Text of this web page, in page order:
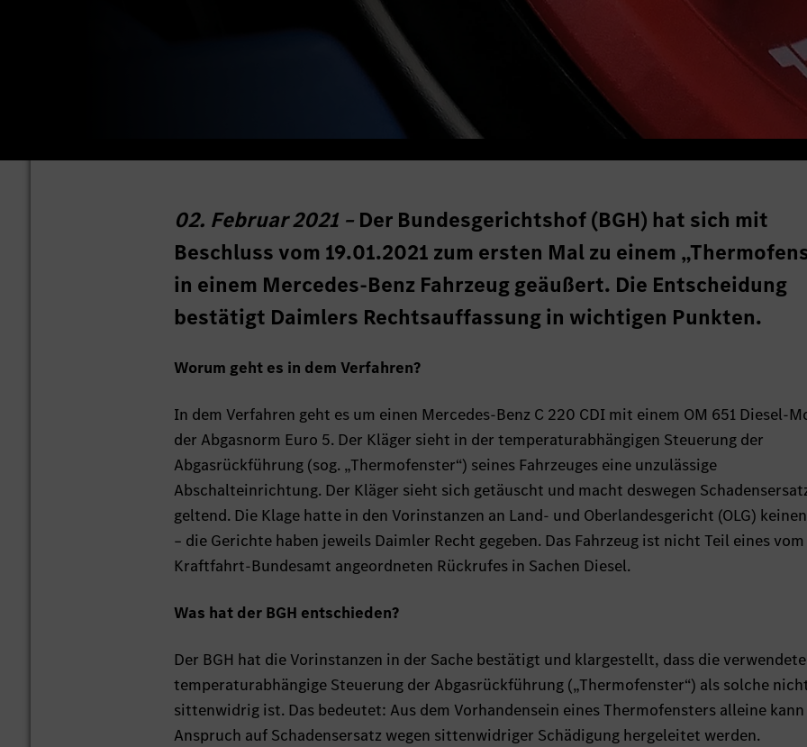
02. Februar 2021 – Der Bundesgerichtshof (BGH) hat sich mit
Beschluss vom 19.01.2021 zum ersten Mal zu einem
in einem Mercedes-Benz Fahrzeug geäußert. Die Entscheidung
bestätigt Daimlers Rechtsauffassung in wichtigen Punkten.
Worum geht es in dem Verfahren?
In dem Verfahren geht es um einen Mercedes-Benz C 220 CDI mit einem OM 651 Diesel-
der Abgasnorm Euro 5. Der Kläger sieht in der temperaturabhängigen Steuerung der
Abgasrückführung (sog. „Thermofenster“) seines Fahrzeuges eine unzulässige
Abschalteinrichtung. Der Kläger sieht sich getäuscht und macht deswegen
geltend. Die Klage hatte in den Vorinstanzen an Land- und Oberlandesgericht (OLG)
– die Gerichte haben jeweils Daimler Recht gegeben. Das Fahrzeug ist nicht Teil eines vom
Kraftfahrt-Bundesamt angeordneten Rückrufes in Sachen Diesel.
Was hat der BGH entschieden?
Der BGH hat die Vorinstanzen in der Sache bestätigt und klargestellt, dass die verwendete
temperaturabhängige Steuerung der Abgasrückführung („Thermofenster“) als solche
sittenwidrig ist. Das bedeutet: Aus dem Vorhandensein eines Thermofensters alleine
Anspruch auf Schadensersatz wegen sittenwidriger Schädigung hergeleitet werden.